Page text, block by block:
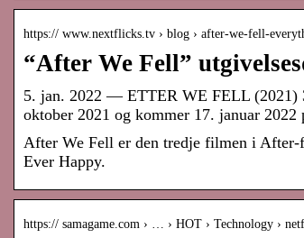
https:// www.nextflicks.tv › blog › after-we-fell-
“After We Fell”
5. jan. 2022 — ETTER WE FELL (2021)
oktober 2021 og kommer 17. januar
After We Fell er den tredje filmen i
Ever Happy.
https:// samagame.com › … › HOT › Technology ›